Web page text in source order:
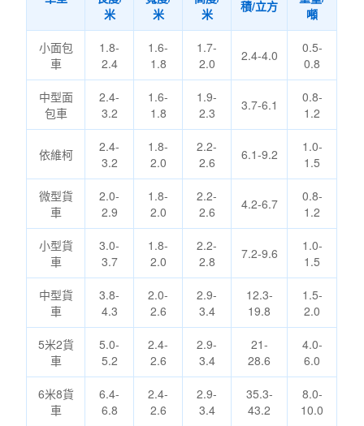
米
米
米
積/立方
噸
小面包
車
1.8-
2.4
1.6-
1.8
1.7-
2.0
2.4-4.0
0.5-
0.8
中型面
包車
2.4-
3.2
1.6-
1.8
1.9-
2.3
3.7-6.1
0.8-
1.2
依維柯
2.4-
3.2
1.8-
2.0
2.2-
2.6
6.1-9.2
1.0-
1.5
微型貨
車
2.0-
2.9
1.8-
2.0
2.2-
2.6
4.2-6.7
0.8-
1.2
小型貨
車
3.0-
3.7
1.8-
2.0
2.2-
2.8
7.2-9.6
1.0-
1.5
中型貨
車
3.8-
4.3
2.0-
2.6
2.9-
3.4
12.3-
19.8
1.5-
2.0
5米2貨
車
5.0-
5.2
2.4-
2.6
2.9-
3.4
21-
28.6
4.0-
6.0
6米8貨
車
6.4-
6.8
2.4-
2.6
2.9-
3.4
35.3-
43.2
8.0-
10.0